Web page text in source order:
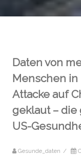
Daten von
Menschen in
Attacke auf
geklaut – die
US-
Gesunde_daten /